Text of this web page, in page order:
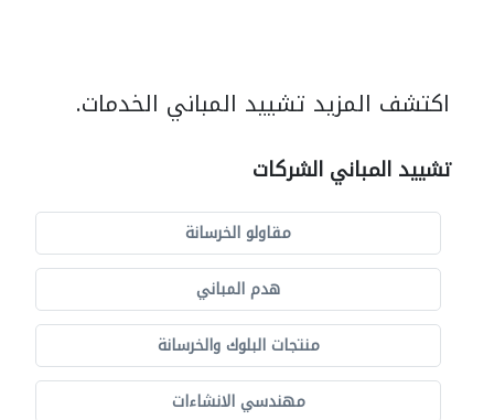
اكتشف المزيد تشييد المباني الخدمات.
تشييد المباني الشركات
مقاولو الخرسانة
هدم المباني
منتجات البلوك والخرسانة
مهندسي الانشاءات